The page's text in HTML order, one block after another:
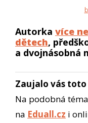
Autorka více
dětech,
a dvojnásobná
Zaujalo vás
Na podobná
na Eduall.cz i